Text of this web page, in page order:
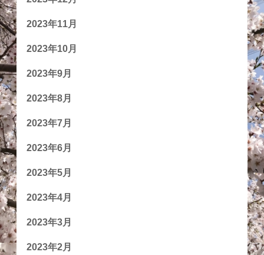
2023年11月
2023年10月
2023年9月
2023年8月
2023年7月
2023年6月
2023年5月
2023年4月
2023年3月
2023年2月